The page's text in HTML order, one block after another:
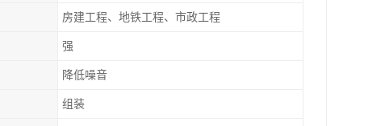
房建工程、地铁工程、市政工程
强
降低噪音
组装